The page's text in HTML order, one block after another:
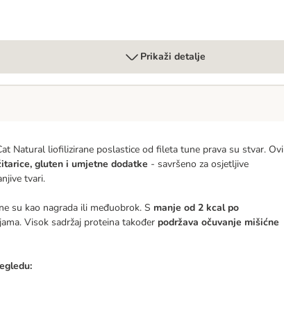
Prikaži detalje
Natural liofilizirane poslastice od fileta tune prava su stvar. Ovi
gluten i umjetne dodatke - savršeno za osjetljive
tvari.
su kao nagrada ili međuobrok. S manje od 2 kcal po
Visok sadržaj proteina također podržava očuvanje mišićne